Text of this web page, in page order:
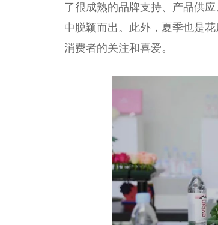
了很成熟的品牌支持、产品供
中脱颖而出。此外，夏季也是
消费者的关注和喜爱。